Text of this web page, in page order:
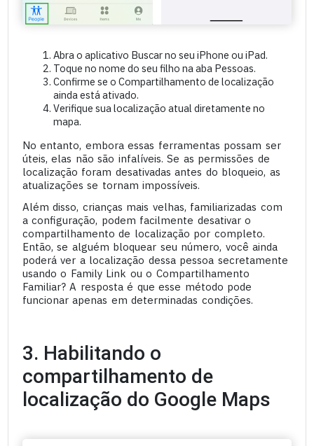
Abra o aplicativo Buscar no seu iPhone ou iPad.
Toque no nome do seu filho na aba Pessoas.
Confirme se o Compartilhamento de localização
ainda está ativado.
Verifique sua localização atual diretamente no
mapa.
No entanto, embora essas ferramentas possam ser
úteis, elas não são infalíveis. Se as permissões de
localização foram desativadas antes do bloqueio, as
atualizações se tornam impossíveis.
Além disso, crianças mais velhas, familiarizadas com
a configuração, podem facilmente desativar o
compartilhamento de localização por completo.
Então, se alguém bloquear seu número, você ainda
poderá ver a localização dessa pessoa secretamente
usando o Family Link ou o Compartilhamento
Familiar? A resposta é que esse método pode
funcionar apenas em determinadas condições.
3. Habilitando o
compartilhamento de
localização do Google Maps